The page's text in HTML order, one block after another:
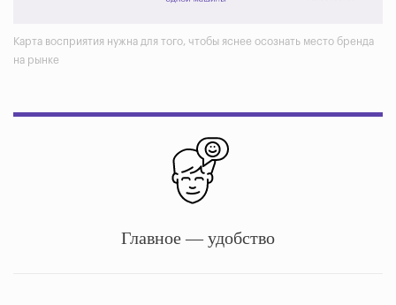
Карта восприятия нужна для того, чтобы яснее осознать место бренда
на рынке
Главное — удобство